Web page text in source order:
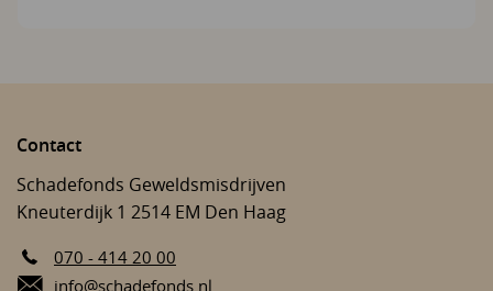
Contact
Schadefonds Geweldsmisdrijven
Kneuterdijk 1 2514 EM Den Haag
070 - 414 20 00
E-mail:
info@schadefonds.nl